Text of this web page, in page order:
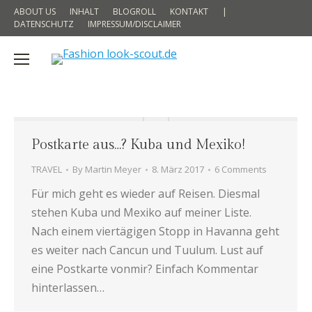
ABOUT US INHALT BLOGROLL KONTAKT
|
DATENSCHUTZ
IMPRESSUM/DISCLAIMER
Postkarte aus…? Kuba und Mexiko!
TRAVEL By Martin Meyer 8. März 2017 6 Comments
Für mich geht es wieder auf Reisen. Diesmal
stehen Kuba und Mexiko auf meiner Liste.
Nach einem viertägigen Stopp in Havanna geht
es weiter nach Cancun und Tuulum. Lust auf
eine Postkarte vonmir? Einfach Kommentar
hinterlassen…